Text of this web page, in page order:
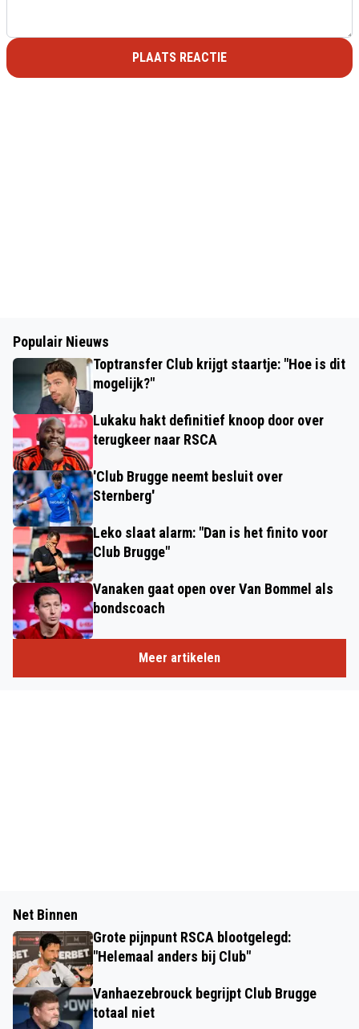
PLAATS REACTIE
Populair Nieuws
Toptransfer Club krijgt staartje: "Hoe is dit
mogelijk?"
Lukaku hakt definitief knoop door over
terugkeer naar RSCA
'Club Brugge neemt besluit over
Sternberg'
Leko slaat alarm: "Dan is het finito voor
Club Brugge"
Vanaken gaat open over Van Bommel als
bondscoach
Meer artikelen
Net Binnen
Grote pijnpunt RSCA blootgelegd:
"Helemaal anders bij Club"
Vanhaezebrouck begrijpt Club Brugge
totaal niet